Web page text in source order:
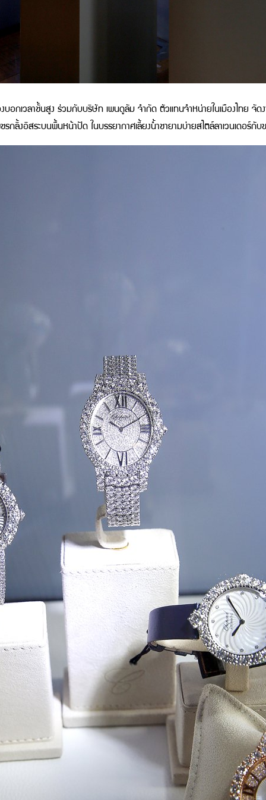
งบอกเวลาชั้นสูง ร่วมกับบริษัท เพนดูลัม จำกัด ตัวแทนจำหน่ายในเมืองไทย จั
รกลิ้งอิสระบนพื้นหน้าปัด ในบรรยากาศเลี้ยงน้ำชายามบ่ายสไตล์ลาเวนเดอร์